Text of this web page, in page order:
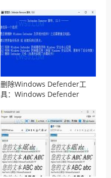
删除Windows Defender工
具：Windows Defender